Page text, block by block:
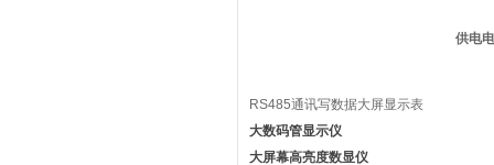
供电
RS485通讯写数据大屏显示表
大数码管显示仪
大屏幕高亮度数显仪